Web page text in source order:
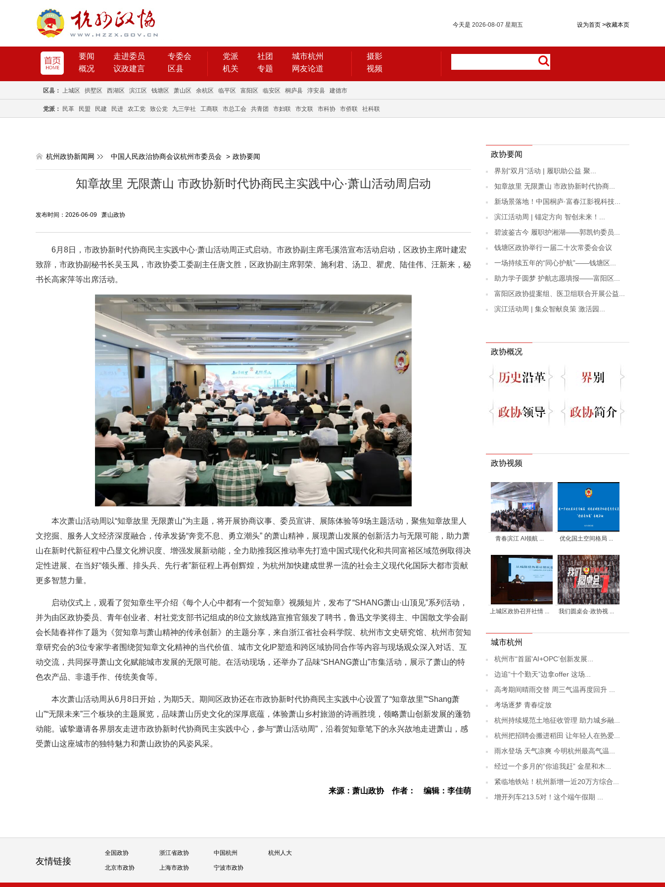
设为首页 >收藏本页
今天是 2026-08-07 星期五
要闻 走进委员
专委会
概况
议政建言 区县
党派 社团
城市杭州
机关
专题 网友论道
摄影
视频
区县： 上城区 拱墅区 西湖区 滨江区 钱塘区 萧山区 余杭区 临平区 富阳区 临安区 桐庐县 淳安县 建德市
党派： 民革 民盟 民建 民进 农工党 致公党 九三学社 工商联 市总工会 共青团 市妇联 市文联 市科协 市侨联 社科联
杭州政协新闻网 中国人民政治协商会议杭州市委员会 > 政协要闻
知章故里 无限萧山 市政协新时代协商民主实践中心·萧山活动周启动
发布时间：2026-06-09 萧山政协
6月8日，市政协新时代协商民主实践中心·萧山活动周正式启动。市政协副主席毛溪浩宣布活动启动，区政协主席叶建宏
致辞，市政协副秘书长吴玉凤，市政协委工委副主任唐文胜，区政协副主席郭荣、施利君、汤卫、瞿虎、陆佳伟、汪新来，秘
书长高家萍等出席活动。
本次萧山活动周以“知章故里 无限萧山”为主题，将开展协商议事、委员宣讲、展陈体验等9场主题活动，聚焦知章故里人
文挖掘、服务人文经济深度融合，传承发扬“奔竞不息、勇立潮头” 的萧山精神，展现萧山发展的创新活力与无限可能，助力萧
山在新时代新征程中凸显文化辨识度、增强发展新动能，全力助推我区推动率先打造中国式现代化和共同富裕区域范例取得决
定性进展、在当好“领头雁、排头兵、先行者”新征程上再创辉煌，为杭州加快建成世界一流的社会主义现代化国际大都市贡献
更多智慧力量。
启动仪式上，观看了贺知章生平介绍《每个人心中都有一个贺知章》视频短片，发布了“SHANG萧山·山顶见”系列活动，
并为由区政协委员、青年创业者、村社党支部书记组成的8位文旅线路宣推官颁发了聘书，鲁迅文学奖得主、中国散文学会副
会长陆春祥作了题为《贺知章与萧山精神的传承创新》的主题分享，来自浙江省社会科学院、杭州市文史研究馆、杭州市贺知
章研究会的3位专家学者围绕贺知章文化精神的当代价值、城市文化IP塑造和跨区域协同合作等内容与现场观众深入对话、互
动交流，共同探寻萧山文化赋能城市发展的无限可能。在活动现场，还举办了品味“SHANG萧山”市集活动，展示了萧山的特
色农产品、非遗手作、传统美食等。
本次萧山活动周从6月8日开始，为期5天。期间区政协还在市政协新时代协商民主实践中心设置了“知章故里”“Shang萧
山”“无限未来”三个板块的主题展览，品味萧山历史文化的深厚底蕴，体验萧山乡村旅游的诗画胜境，领略萧山创新发展的蓬勃
动能。诚挚邀请各界朋友走进市政协新时代协商民主实践中心，参与“萧山活动周”，沿着贺知章笔下的永兴故地走进萧山，感
受萧山这座城市的独特魅力和萧山政协的风姿风采。
来源：萧山政协 作者： 编辑：李佳萌
政协要闻
界别“双月”活动 | 履职助公益 聚...
知章故里 无限萧山 市政协新时代协商...
新场景落地！中国桐庐·富春江影视科技...
滨江活动周 | 锚定方向 智创未来！...
碧波鉴古今 履职护湘湖——郭凯钧委员...
钱塘区政协举行一届二十次常委会会议
一场持续五年的“同心护航”——钱塘区...
助力学子圆梦 护航志愿填报——富阳区...
富阳区政协提案组、医卫组联合开展公益...
滨江活动周 | 集众智献良策 激活园...
政协概况
政协视频
青春滨江 AI领航 ... 优化国土空间格局 ...
上城区政协召开社情 ... 我们圆桌会·政协视 ...
城市杭州
杭州市“首届‘AI+OPC’创新发展...
边追“十个勤天”边拿offer 这场...
高考期间晴雨交替 周三气温再度回升 ...
考场逐梦 青春绽放
杭州持续规范土地征收管理 助力城乡融...
杭州把招聘会搬进稻田 让年轻人在热爱...
雨水登场 天气凉爽 今明杭州最高气温...
经过一个多月的“你追我赶” 金星和木...
紧临地铁站！杭州新增一近20万方综合...
增开列车213.5对！这个端午假期 ...
友情链接
全国政协 浙江省政协 中国杭州 杭州人大
北京市政协 上海市政协 宁波市政协